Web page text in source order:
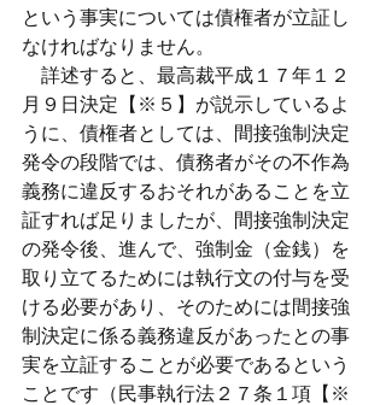
という事実については債権者が立証し
なければなりません。
詳述すると、最高裁平成１７年１２
月９日決定【※５】が説示しているよ
うに、債権者としては、間接強制決定
発令の段階では、債務者がその不作為
義務に違反するおそれがあることを立
証すれば足りましたが、間接強制決定
の発令後、進んで、強制金（金銭）を
取り立てるためには執行文の付与を受
ける必要があり、そのためには間接強
制決定に係る義務違反があったとの事
実を立証することが必要であるという
ことです（民事執行法２７条１項【※